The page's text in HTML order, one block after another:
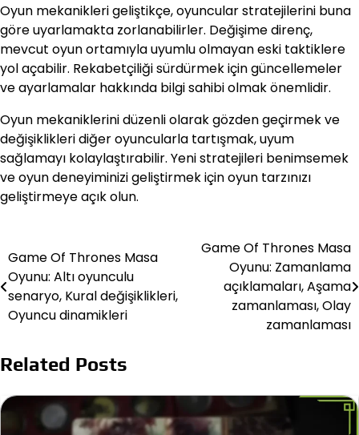
Oyun mekanikleri geliştikçe, oyuncular stratejilerini buna
göre uyarlamakta zorlanabilirler. Değişime direnç,
mevcut oyun ortamıyla uyumlu olmayan eski taktiklere
yol açabilir. Rekabetçiliği sürdürmek için güncellemeler
ve ayarlamalar hakkında bilgi sahibi olmak önemlidir.
Oyun mekaniklerini düzenli olarak gözden geçirmek ve
değişiklikleri diğer oyuncularla tartışmak, uyum
sağlamayı kolaylaştırabilir. Yeni stratejileri benimsemek
ve oyun deneyiminizi geliştirmek için oyun tarzınızı
geliştirmeye açık olun.
Post
navigation
Game Of Thrones Masa
Oyunu: Altı oyunculu
senaryo, Kural değişiklikleri,
Oyuncu dinamikleri
Game Of Thrones Masa
Oyunu: Zamanlama
açıklamaları, Aşama
zamanlaması, Olay
zamanlaması
Related Posts